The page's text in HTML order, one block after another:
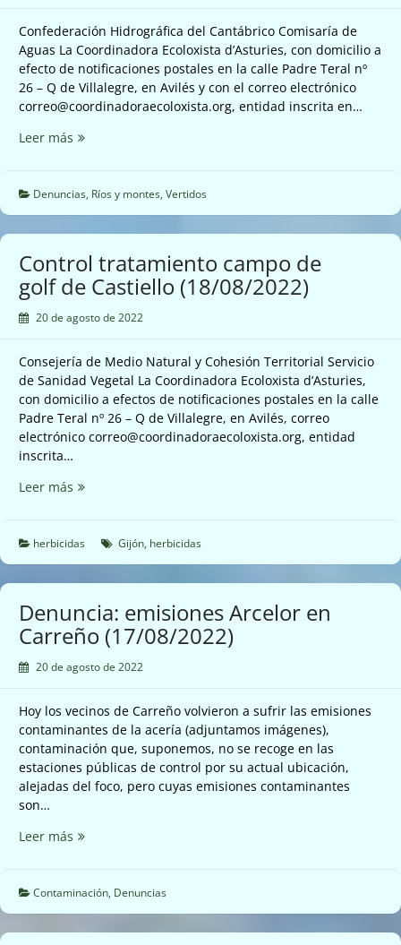
dispara
(19/08/2022)
Confederación Hidrográfica del Cantábrico Comisaría de
Aguas La Coordinadora Ecoloxista d’Asturies, con domicilio a
efecto de notificaciones postales en la calle Padre Teral nº
26 – Q de Villalegre, en Avilés y con el correo electrónico
correo@coordinadoraecoloxista.org, entidad inscrita en…
Leer más Denuncia
Caudal
en
Argame
Denuncias, Ríos y montes, Vertidos
Control tratamiento campo de
golf de Castiello (18/08/2022)
20 de agosto de 2022
Consejería de Medio Natural y Cohesión Territorial Servicio
de Sanidad Vegetal La Coordinadora Ecoloxista d’Asturies,
con domicilio a efectos de notificaciones postales en la calle
Padre Teral nº 26 – Q de Villalegre, en Avilés, correo
electrónico correo@coordinadoraecoloxista.org, entidad
inscrita…
Leer más Control
de
golf
de
(18/08/2022)
herbicidas Gijón, herbicidas
Denuncia: emisiones Arcelor en
Carreño (17/08/2022)
20 de agosto de 2022
Hoy los vecinos de Carreño volvieron a sufrir las emisiones
contaminantes de la acería (adjuntamos imágenes),
contaminación que, suponemos, no se recoge en las
estaciones públicas de control por su actual ubicación,
alejadas del foco, pero cuyas emisiones contaminantes
son…
Leer más Denuncia:
en
Carreño
(17/08/2022)
Contaminación, Denuncias